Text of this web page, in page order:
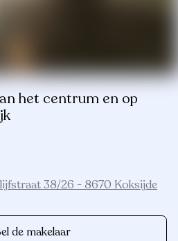
het centrum en op
38/26 - 8670 Koksijde
de makelaar